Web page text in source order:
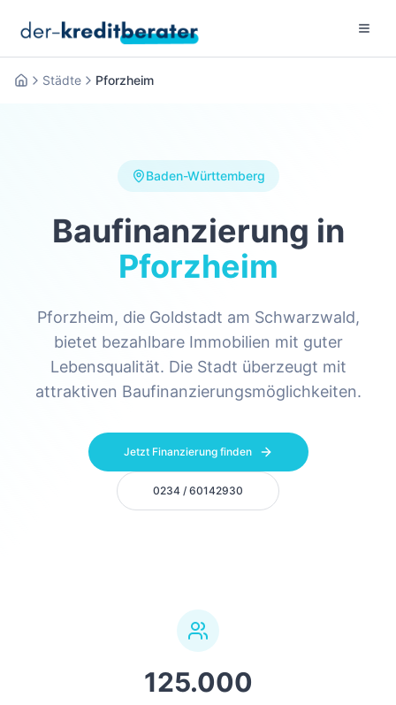
Menu
Startseite
Städte Pforzheim
Baden-Württemberg
Baufinanzierung in
Pforzheim
Pforzheim, die Goldstadt am Schwarzwald,
bietet bezahlbare Immobilien mit guter
Lebensqualität. Die Stadt überzeugt mit
attraktiven Baufinanzierungsmöglichkeiten.
Jetzt Finanzierung finden
0234 / 60142930
125.000